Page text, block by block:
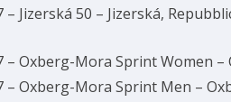
Jizerská 50 – Jizerská,
– Oxberg-Mora Sprint Women –
– Oxberg-Mora Sprint Men –